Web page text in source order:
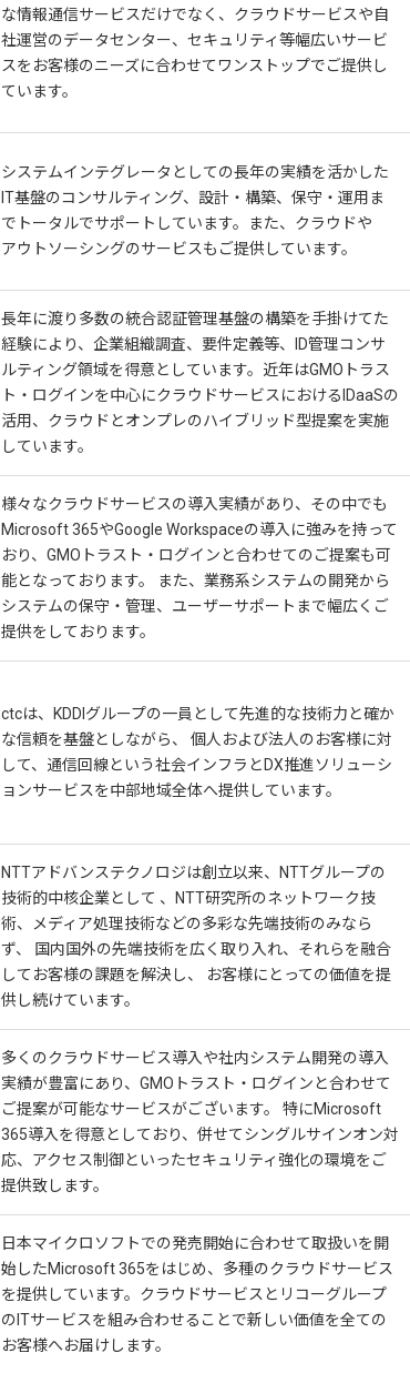
な情報通信サービスだけでなく、クラウドサービスや自
社運営のデータセンター、セキュリティ等幅広いサービ
スをお客様のニーズに合わせてワンストップでご提供し
ています。
システムインテグレータとしての長年の実績を活かした
IT基盤のコンサルティング、設計・構築、保守・運用ま
でトータルでサポートしています。また、クラウドや
アウトソーシングのサービスもご提供しています。
長年に渡り多数の統合認証管理基盤の構築を手掛けてた
経験により、企業組織調査、要件定義等、ID管理コンサ
ルティング領域を得意としています。近年はGMOトラス
ト・ログインを中心にクラウドサービスにおけるIDaaSの
活用、クラウドとオンプレのハイブリッド型提案を実施
しています。
様々なクラウドサービスの導入実績があり、その中でも
Microsoft 365やGoogle Workspaceの導入に強みを持って
おり、GMOトラスト・ログインと合わせてのご提案も可
能となっております。 また、業務系システムの開発から
システムの保守・管理、ユーザーサポートまで幅広くご
提供をしております。
ctcは、KDDIグループの一員として先進的な技術力と確か
な信頼を基盤としながら、 個人および法人のお客様に対
して、通信回線という社会インフラとDX推進ソリューシ
ョンサービスを中部地域全体へ提供しています。
NTTアドバンステクノロジは創立以来、NTTグループの
技術的中核企業として 、NTT研究所のネットワーク技
術、メディア処理技術などの多彩な先端技術のみなら
ず、 国内国外の先端技術を広く取り入れ、それらを融合
してお客様の課題を解決し、 お客様にとっての価値を提
供し続けています。
多くのクラウドサービス導入や社内システム開発の導入
実績が豊富にあり、GMOトラスト・ログインと合わせて
ご提案が可能なサービスがございます。 特にMicrosoft
365導入を得意としており、併せてシングルサインオン対
応、アクセス制御といったセキュリティ強化の環境をご
提供致します。
日本マイクロソフトでの発売開始に合わせて取扱いを開
始したMicrosoft 365をはじめ、多種のクラウドサービス
を提供しています。クラウドサービスとリコーグループ
のITサービスを組み合わせることで新しい価値を全ての
お客様へお届けします。